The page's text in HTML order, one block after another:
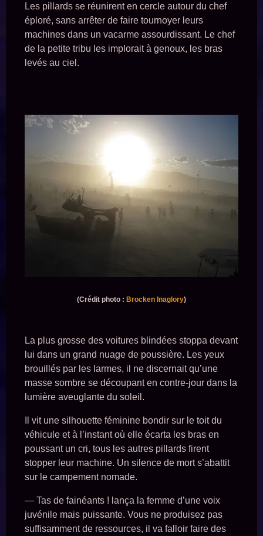
Les pillards se réunirent en cercle autour du chef
éploré, sans arrêter de faire tournoyer leurs
machines dans un vacarme assourdissant. Le chef
de la petite tribu les implorait à genoux, les bras
levés au ciel.
(Crédit photo : Brocken Inaglory)
La plus grosse des voitures blindées stoppa devant
lui dans un grand nuage de poussière. Les yeux
brouillés par les larmes, il ne discernait qu’une
masse sombre se découpant en contre-jour dans la
lumière aveuglante du soleil.
Il vit une silhouette féminine bondir sur le toit du
véhicule et à l’instant où elle écarta les bras en
poussant un cri, tous les autres pillards firent
stopper leur machine. Un silence de mort s’abattit
sur le campement nomade.
— Tas de fainéants ! lança la femme d’une voix
juvénile mais puissante. Vous ne produisez pas
suffisamment de ressources, il va falloir faire des